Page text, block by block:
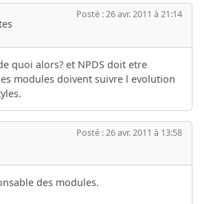
Posté : 26 avr. 2011 à 21:14
quoi alors? et NPDS doit etre
modules doivent suivre l evolution
Posté : 26 avr. 2011 à 13:58
des modules.